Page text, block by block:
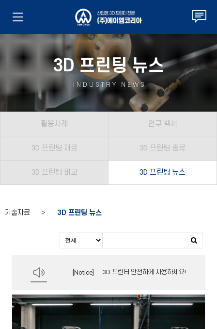
3D 프린팅 뉴스
INDUSTRY NEWS
활용사례 연구 백서
3D 프린팅 재료 3D 프린팅 종류
3D 프린팅 비교 3D 프린팅 뉴스
기술자료 > 3D 프린팅 뉴스
Notice 3D 프린터 안전하게 사용하세요!